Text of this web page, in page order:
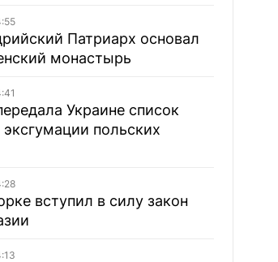
Патриарх основал
монастырь
Украине список
польских
вступил в силу закон